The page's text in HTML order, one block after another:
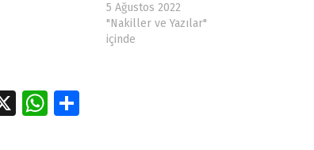
5 Ağustos 2022
"Nakiller ve Yazılar"
içinde
X
W